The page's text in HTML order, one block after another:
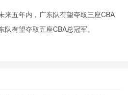
来五年内，广东队有望夺取三座CBA
有望夺取五座CBA总冠军。